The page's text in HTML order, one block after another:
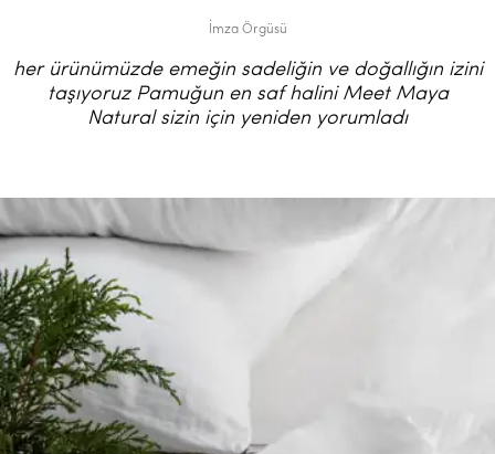
İmza Örgüsü
her ürünümüzde emeğin sadeliğin ve doğallığın izini
taşıyoruz Pamuğun en saf halini Meet Maya
Natural sizin için yeniden yorumladı